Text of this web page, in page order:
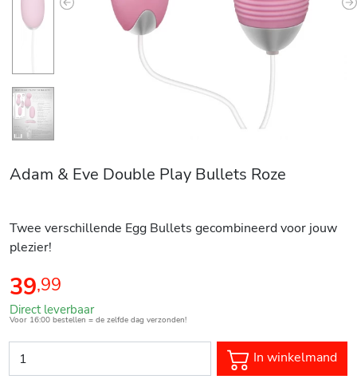
Previous
Adam & Eve Double Play Bullets Roze
Twee verschillende Egg Bullets gecombineerd voor jouw
plezier!
39,99
Direct leverbaar
Voor 16:00 bestellen = de zelfde dag verzonden!
In winkelmand